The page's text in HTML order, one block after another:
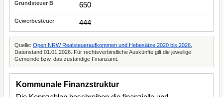
650
444
Quelle: Open.NRW Realsteueraufkommen und Hebesätze 2020 bis 2026
Datenstand 01.01.2026. Für rechtsverbindliche Auskünfte gilt die jeweilige
Gemeinde bzw. das zuständige Finanzamt.
Kommunale Finanzstruktur